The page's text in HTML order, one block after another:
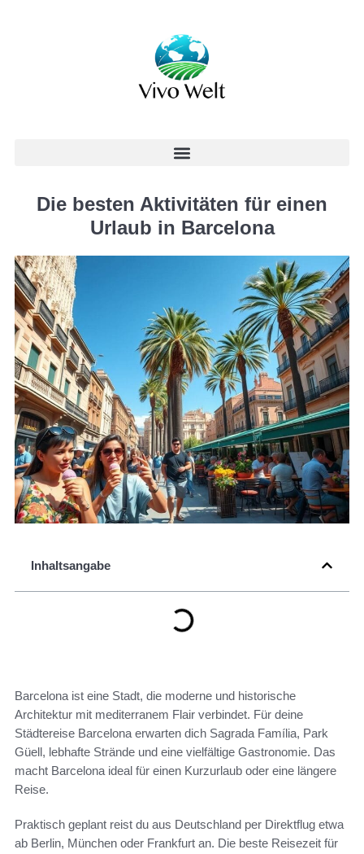
Die besten Aktivitäten für einen
Urlaub in Barcelona
Inhaltsangabe
Barcelona ist eine Stadt, die moderne und historische
Architektur mit mediterranem Flair verbindet. Für deine
Städtereise Barcelona erwarten dich Sagrada Família, Park
Güell, lebhafte Strände und eine vielfältige Gastronomie. Das
macht Barcelona ideal für einen Kurzurlaub oder eine längere
Reise.
Praktisch geplant reist du aus Deutschland per Direktflug etwa
ab Berlin, München oder Frankfurt an. Die beste Reisezeit für